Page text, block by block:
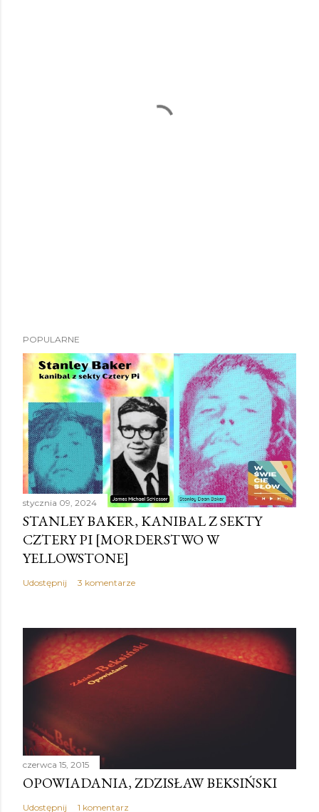
POPULARNE
stycznia 09, 2024
STANLEY BAKER, KANIBAL Z SEKTY
CZTERY PI [MORDERSTWO W
YELLOWSTONE]
Udostępnij 3 komentarze
czerwca 15, 2015
OPOWIADANIA, ZDZISŁAW BEKSIŃSKI
Udostępnij 1 komentarz